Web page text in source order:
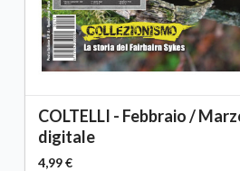
COLTELLI - Febbraio /
digitale
4,99 €